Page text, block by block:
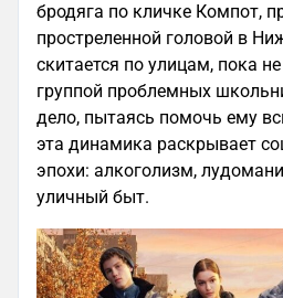
бродяга по кличке Компот,
простреленной головой в
скитается по улицам, пока
группой проблемных
дело, пытаясь помочь ему
эта динамика раскрывает
эпохи: алкоголизм,
уличный быт.